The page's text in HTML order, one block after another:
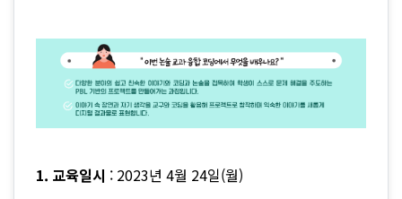
1. 교육일시 : 2023년 4월 24일(월)